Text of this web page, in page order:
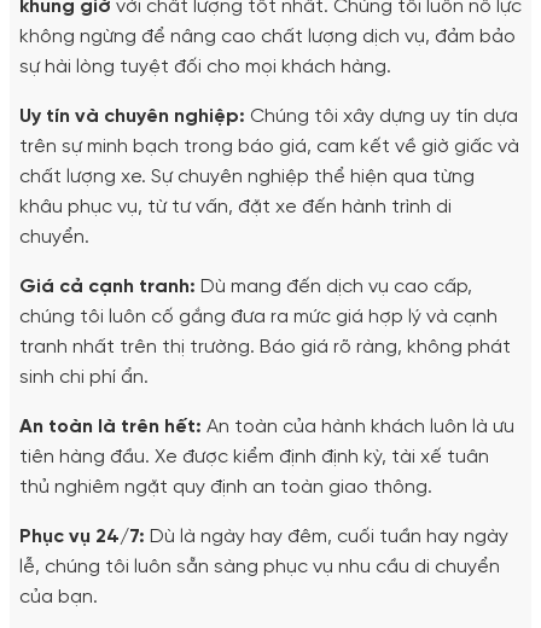
khung giờ với chất lượng tốt nhất. Chúng tôi luôn nỗ lực
không ngừng để nâng cao chất lượng dịch vụ, đảm bảo
sự hài lòng tuyệt đối cho mọi khách hàng.
Uy tín và chuyên nghiệp: Chúng tôi xây dựng uy tín dựa
trên sự minh bạch trong báo giá, cam kết về giờ giấc và
chất lượng xe. Sự chuyên nghiệp thể hiện qua từng
khâu phục vụ, từ tư vấn, đặt xe đến hành trình di
chuyển.
Giá cả cạnh tranh: Dù mang đến dịch vụ cao cấp,
chúng tôi luôn cố gắng đưa ra mức giá hợp lý và cạnh
tranh nhất trên thị trường. Báo giá rõ ràng, không phát
sinh chi phí ẩn.
An toàn là trên hết: An toàn của hành khách luôn là ưu
tiên hàng đầu. Xe được kiểm định định kỳ, tài xế tuân
thủ nghiêm ngặt quy định an toàn giao thông.
Phục vụ 24/7: Dù là ngày hay đêm, cuối tuần hay ngày
lễ, chúng tôi luôn sẵn sàng phục vụ nhu cầu di chuyển
của bạn.